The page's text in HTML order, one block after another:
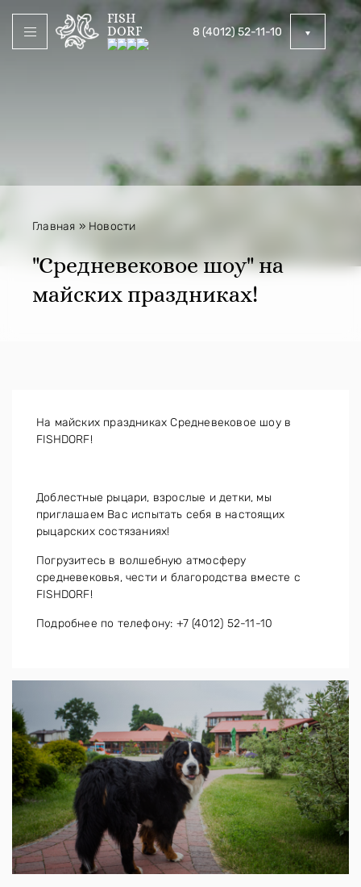
FISH
DORF
8 (4012) 52-11-10
Главная » Новости
"Средневековое шоу" на
майских праздниках!
На майских праздниках Средневековое шоу в
FISHDORF!
Доблестные рыцари, взрослые и детки, мы
приглашаем Вас испытать себя в настоящих
рыцарских состязаниях!
Погрузитесь в волшебную атмосферу
средневековья, чести и благородства вместе с
FISHDORF!
Подробнее по телефону: +7 (4012) 52-11-10